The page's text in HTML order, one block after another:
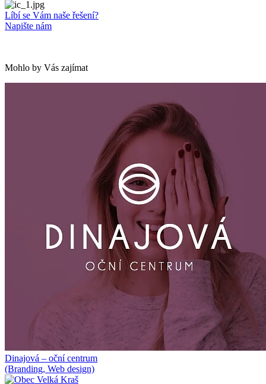
Líbí se Vám naše řešení?
Napište nám
Mohlo by Vás zajímat
Dinajová – oční centrum
(Branding, Web design)